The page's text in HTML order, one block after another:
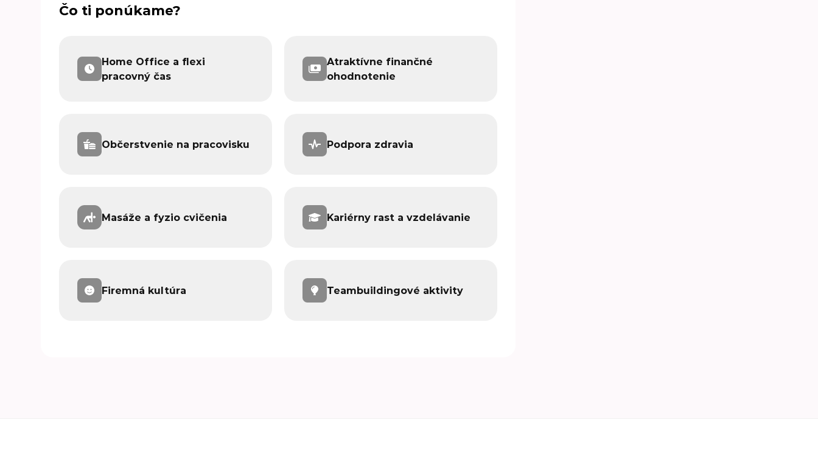
Čo ti ponúkame?
Home Office a flexi
pracovný čas
Atraktívne finančné
ohodnotenie
Občerstvenie na pracovisku Podpora zdravia
Masáže a fyzio cvičenia Kariérny rast a vzdelávanie
Firemná kultúra Teambuildingové aktivity